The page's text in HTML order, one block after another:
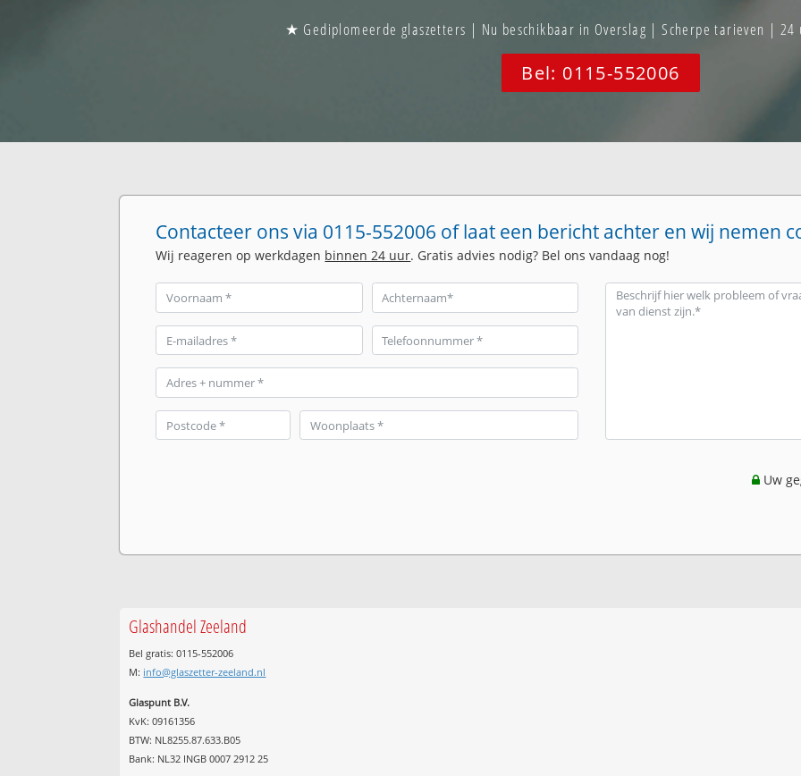
★ Gediplomeerde glaszetters | Nu beschikbaar in Overslag | Scherpe tarieven | 24
Bel: 0115-552006
Contacteer ons via 0115-552006 of laat een bericht achter en wij nemen
Wij reageren op werkdagen binnen 24 uur. Gratis advies nodig? Bel ons vandaag nog!
Uw
Glashandel Zeeland
Bel gratis: 0115-552006
M: info@glaszetter-zeeland.nl
Glaspunt B.V.
KvK: 09161356
BTW: NL8255.87.633.B05
Bank: NL32 INGB 0007 2912 25